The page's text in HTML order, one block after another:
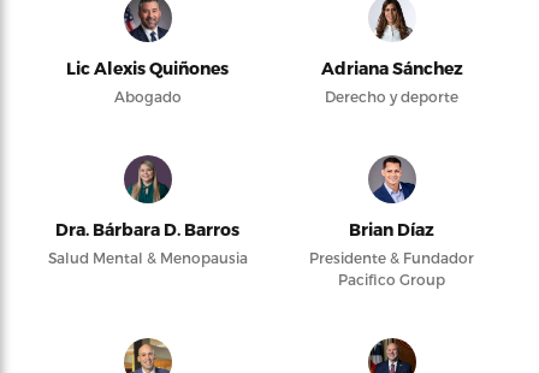
Lic Alexis Quiñones
Abogado
Adriana Sánchez
Derecho y deporte
Dra. Bárbara D. Barros
Salud Mental & Menopausia
Brian Díaz
Presidente & Fundador
Pacifico Group